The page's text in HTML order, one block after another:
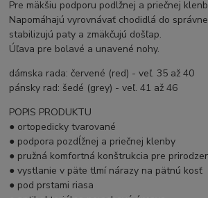
Pre mäkšiu podporu podlžnej a priečnej
Napomáhajú vyrovnávať chodidlá do
stabilizujú paty a zmäkčujú došľap.
Úľava pre bolavé a unavené nohy.
dámska rada: červené (red) - veľ. 35 až 40
pánsky rad: šedé (grey) - veľ. 41 až 46
POPIS PRODUKTU
● ortopedicky tvarované
● podpora pozdĺžnej a priečnej klenby
● pružná komfortná konštrukcia pre
● vystlanie v päte tlmí nárazy na pätnú kosť
● pod prstami riasa